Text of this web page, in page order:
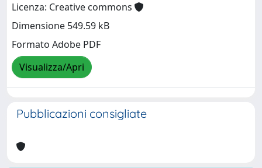
Licenza: Creative commons
Dimensione 549.59 kB
Formato Adobe PDF
Visualizza/Apri
Pubblicazioni consigliate